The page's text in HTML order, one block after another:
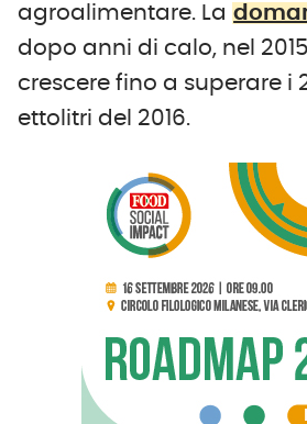
agroalimentare. La
dopo anni di calo, nel
crescere fino a superare i
ettolitri del 2016.